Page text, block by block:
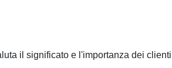
il significato e l'importanza dei clienti